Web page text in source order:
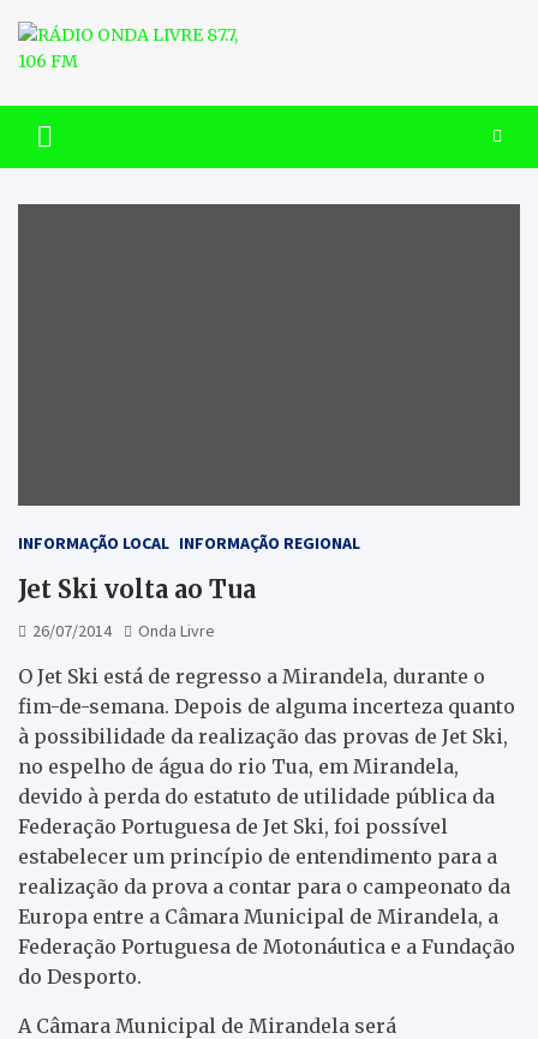
content
RÁDIO ONDA LIVRE 87.7, 106
FM
INFORMAÇÃO LOCAL INFORMAÇÃO REGIONAL
Jet Ski volta ao Tua
26/07/2014 Onda Livre
O Jet Ski está de regresso a Mirandela, durante o
fim-de-semana. Depois de alguma incerteza quanto
à possibilidade da realização das provas de Jet Ski,
no espelho de água do rio Tua, em Mirandela,
devido à perda do estatuto de utilidade pública da
Federação Portuguesa de Jet Ski, foi possível
estabelecer um princípio de entendimento para a
realização da prova a contar para o campeonato da
Europa entre a Câmara Municipal de Mirandela, a
Federação Portuguesa de Motonáutica e a Fundação
do Desporto.
A Câmara Municipal de Mirandela será